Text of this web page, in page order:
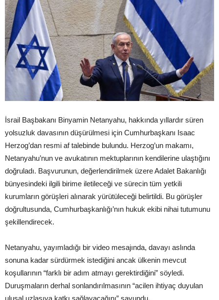
İsrail Başbakanı Binyamin Netanyahu, hakkında yıllardır süren
yolsuzluk davasının düşürülmesi için Cumhurbaşkanı Isaac
Herzog’dan resmi af talebinde bulundu. Herzog’un makamı,
Netanyahu’nun ve avukatının mektuplarının kendilerine ulaştığını
doğruladı. Başvurunun, değerlendirilmek üzere Adalet Bakanlığı
bünyesindeki ilgili birime iletileceği ve sürecin tüm yetkili
kurumların görüşleri alınarak yürütüleceği belirtildi. Bu görüşler
doğrultusunda, Cumhurbaşkanlığı’nın hukuk ekibi nihai tutumunu
şekillendirecek.
Netanyahu, yayımladığı bir video mesajında, davayı aslında
sonuna kadar sürdürmek istediğini ancak ülkenin mevcut
koşullarının “farklı bir adım atmayı gerektirdiğini” söyledi.
Duruşmaların derhal sonlandırılmasının “acilen ihtiyaç duyulan